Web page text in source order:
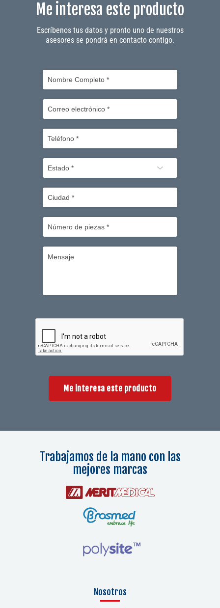
Me interesa este producto
Escríbenos tus datos y pronto uno de nuestros
asesores se pondrá en contacto contigo.
Me interesa este producto
Trabajamos de la mano con las
mejores marcas
Nosotros